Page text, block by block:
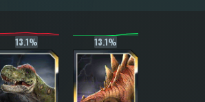
13.1% 13.1%